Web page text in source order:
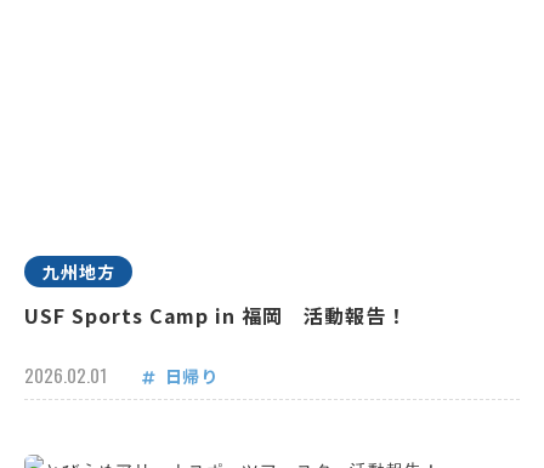
九州地方
USF Sports Camp in 福岡 活動報告！
2026.02.01 日帰り